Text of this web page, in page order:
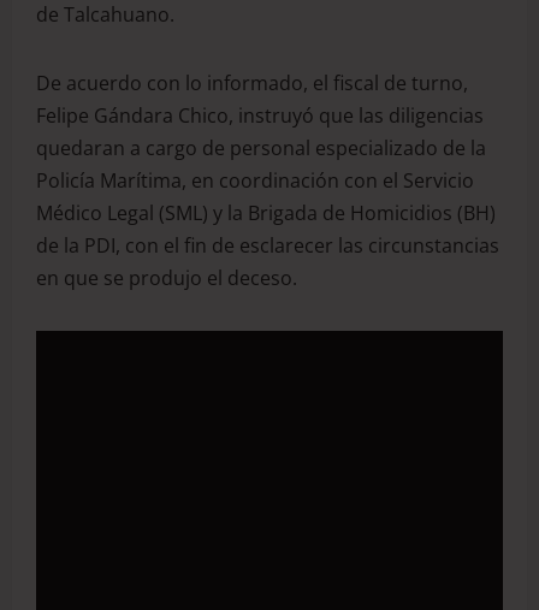
de Talcahuano.
De acuerdo con lo informado, el fiscal de turno,
Felipe Gándara Chico, instruyó que las diligencias
quedaran a cargo de personal especializado de la
Policía Marítima, en coordinación con el Servicio
Médico Legal (SML) y la Brigada de Homicidios (BH)
de la PDI, con el fin de esclarecer las circunstancias
en que se produjo el deceso.